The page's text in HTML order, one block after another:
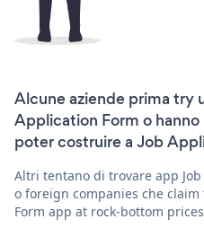
Alcune aziende prima try
Application Form o
poter costruire a Job
Altri tentano di trovare app
o foreign companies che
Form app at rock-bottom